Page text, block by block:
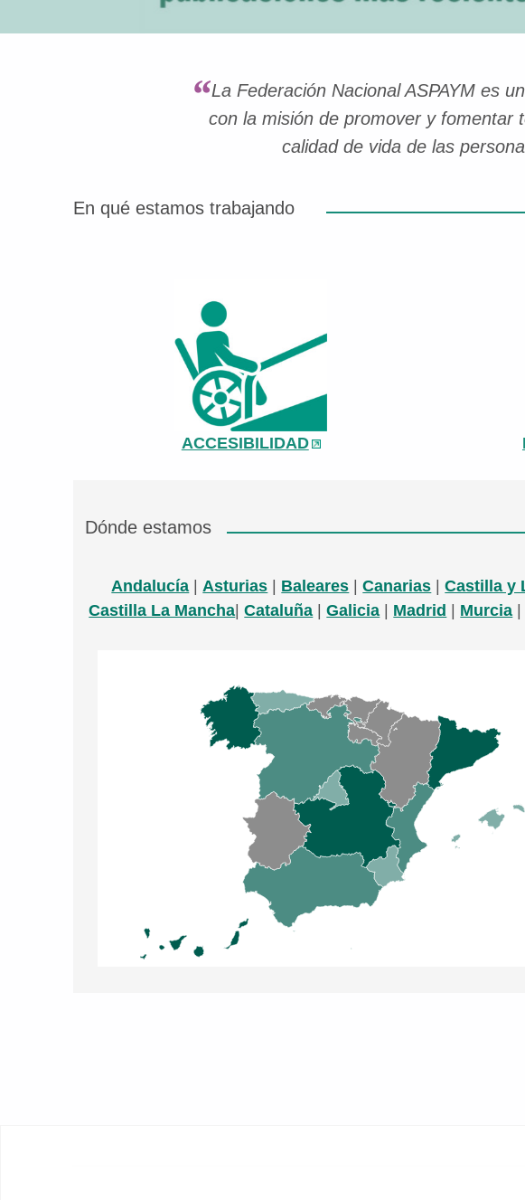
La Federación Nacional ASPAYM es
con la misión de promover y fomentar
calidad de vida de las
En qué estamos trabajando
ACCESIBILIDAD
Dónde estamos
Andalucía |Asturias Baleares |Canarias |Castilla y
Castilla La Mancha |Cataluña |Galicia Madrid Murcia